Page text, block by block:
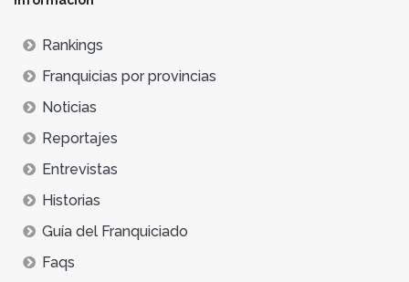
Rankings
Franquicias por provincias
Noticias
Reportajes
Entrevistas
Historias
Guía del Franquiciado
Faqs